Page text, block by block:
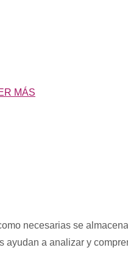
MÁS
necesarias se
a analizar y